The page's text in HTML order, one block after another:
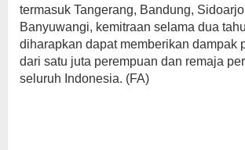
termasuk Tangerang, Bandung,
Banyuwangi, kemitraan selama dua
diharapkan dapat memberikan dampak
dari satu juta perempuan dan remaja
seluruh Indonesia. (FA)